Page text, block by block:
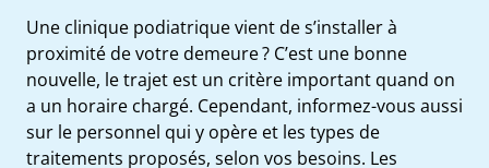
Une clinique podiatrique vient de s’installer à
proximité de votre demeure ? C’est une bonne
nouvelle, le trajet est un critère important quand on
a un horaire chargé. Cependant, informez-vous aussi
sur le personnel qui y opère et les types de
traitements proposés, selon vos besoins. Les